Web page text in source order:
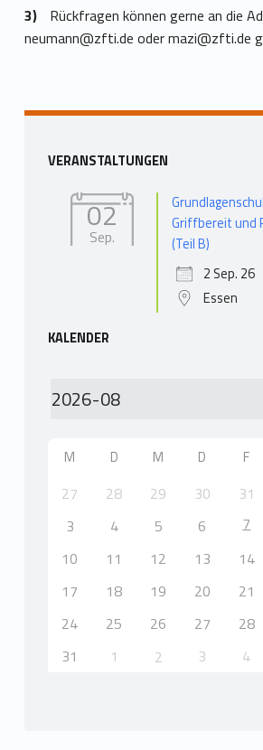
Rückfragen können gerne an die
neumann@zfti.de odermazi@zfti.de
Seitenleiste
VERANSTALTUNGEN
02
Sep.
Griffbereit und
(Teil B)
2 Sep. 26
Essen
KALENDER
M D M D F
27 28 29 30 31
3
4 5 6 7
10
11 12 13 14
17
18 19 20 21
24
25 26 27 28
31
1 2 3 4